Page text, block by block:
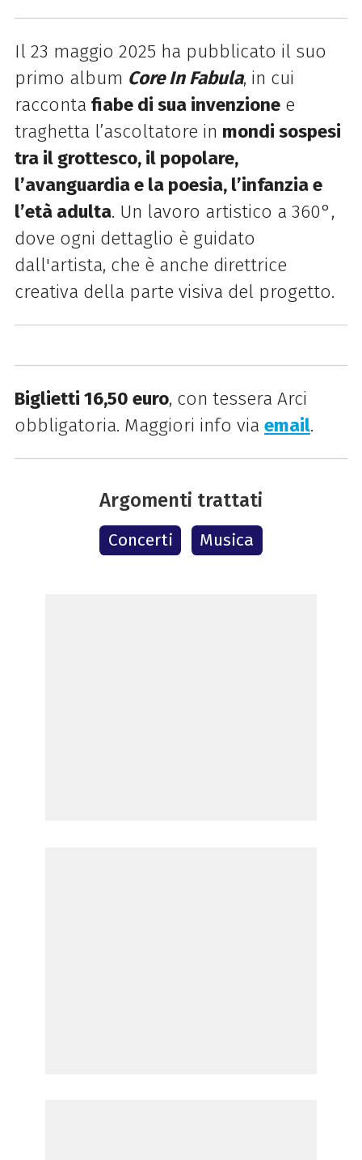
Il 23 maggio 2025 ha pubblicato il suo
primo album Core In Fabula, in cui
racconta fiabe di sua invenzionee
traghetta l’ascoltatore in mondi sospesi
tra il grottesco, il popolare,
l’avanguardia e la poesia, l’infanzia e
l’età adulta. Un lavoro artistico a 360°,
dove ogni dettaglio è guidato
dall'artista, che è anche direttrice
creativa della parte visiva del progetto.
Biglietti 16,50 euro, con tessera Arci
obbligatoria. Maggiori info via email.
Argomenti trattati
Concerti Musica